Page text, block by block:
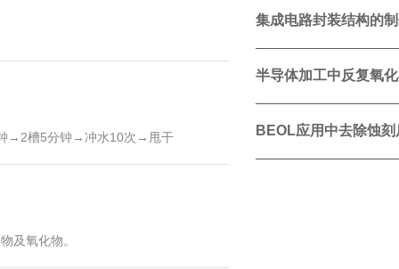
→2槽5分钟→冲水10次→甩干
及氧化物。
集成电路封装结构的
半导体加工中反复氧
BEOL应用中去除蚀